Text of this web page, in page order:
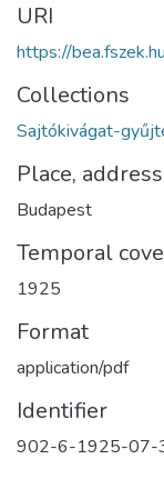
URI
https://
Collections
Sajtókivágat-
Place, address
Budapest
Temporal
1925
Format
application/pdf
Identifier
902-6-1925-07-